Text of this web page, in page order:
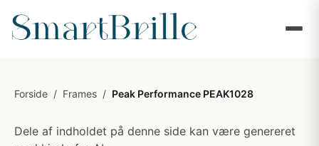
Forside / Frames / Peak Performance PEAK1028
Dele af indholdet på denne side kan være genereret